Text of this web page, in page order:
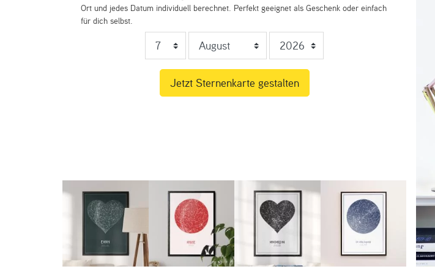
Ort und jedes Datum individuell berechnet. Perfekt geeignet als Geschenk oder einfach
für dich selbst.